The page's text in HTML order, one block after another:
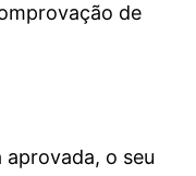
de
o seu